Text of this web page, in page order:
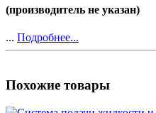
(производитель не указан)
... Подробнее...
Похожие товары